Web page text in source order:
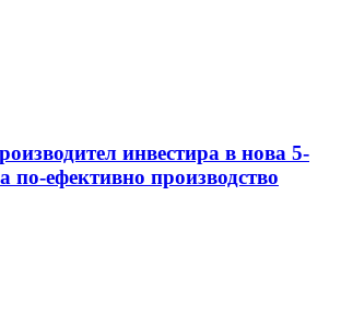
инвестира в нова 5-
по-ефективно производство